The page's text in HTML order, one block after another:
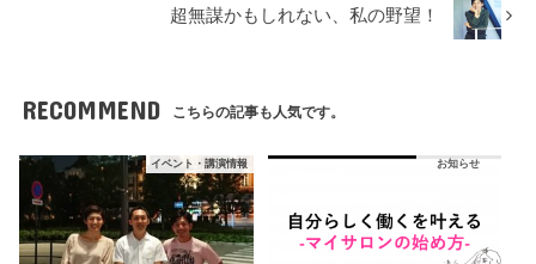
超無謀かもしれない、私の野望！
RECOMMEND こちらの記事も人気です。
イベント・講演情報 お知らせ